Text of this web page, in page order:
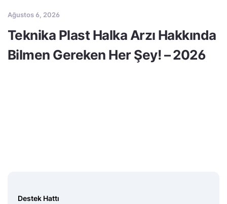
Ağustos 6, 2026
Teknika Plast Halka Arzı Hakkında
Bilmen Gereken Her Şey! – 2026
Destek Hattı